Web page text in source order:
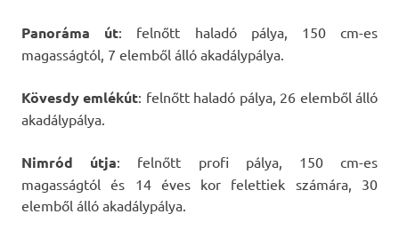
Panoráma út: felnőtt haladó pálya, 150 cm-es
magasságtól, 7 elemből álló akadálypálya.
Kövesdy emlékút: felnőtt haladó pálya, 26 elemből álló
akadálypálya.
Nimród útja: felnőtt profi pálya, 150 cm-es
magasságtól és 14 éves kor felettiek számára, 30
elemből álló akadálypálya.